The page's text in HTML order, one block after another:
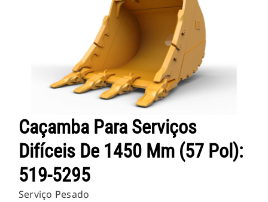
Caçamba Para Serviços
Difíceis De 1450 Mm (57 Pol):
519-5295
Serviço Pesado